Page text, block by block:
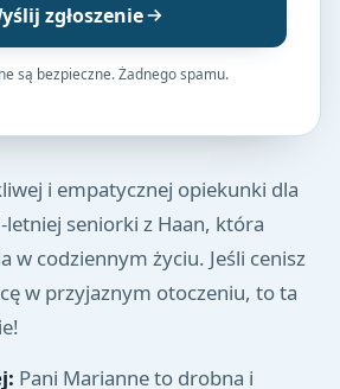
zgłoszenie
są bezpieczne. Żadnego spamu.
i empatycznej opiekunki dla
letniej seniorki z Haan, która
w codziennym życiu. Jeśli cenisz
w przyjaznym otoczeniu, to ta
Pani Marianne to drobna i